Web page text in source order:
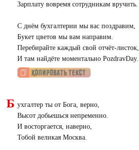
Зарплату вовремя сотрудникам вручить.
С днём бухгалтерии мы вас поздравим,
Букет цветов мы вам направим.
Перебирайте каждый свой отчёт-листок,
И там найдёте моментально PozdravDay.
Б ухгалтер ты от Бога, верно,
Высот добьешься непременно.
И восторгается, наверно,
Тобой великая Москва.